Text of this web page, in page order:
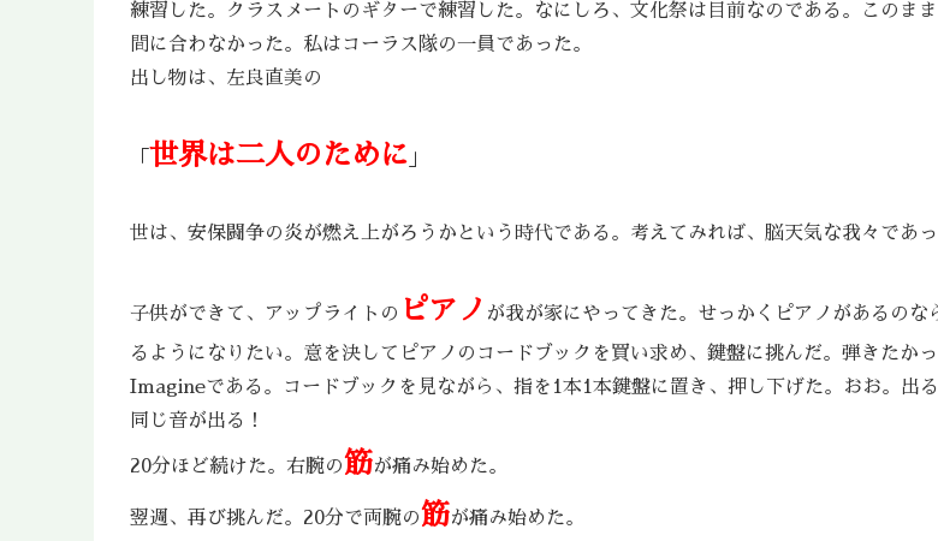
練習した。クラスメートのギターで練習した。なにしろ、文化祭は目前なのである。このま
間に合わなかった。私はコーラス隊の一員であった。
出し物は、左良直美の
「 世界は二人のために 」
世は、安保闘争の炎が燃え上がろうかという時代である。考えてみれば、脳天気な我々であっ
子供ができて、アップライトの ピアノ が我が家にやってきた。せっかくピアノがあるのな
るようになりたい。意を決してピアノのコードブックを買い求め、鍵盤に挑んだ。弾きたか
Imagineである。コードブックを見ながら、指を1本1本鍵盤に置き、押し下げた。おお。
同じ音が出る！
20分ほど続けた。右腕の筋が痛み始めた。
翌週、再び挑んだ。20分で両腕の筋が痛み始めた。